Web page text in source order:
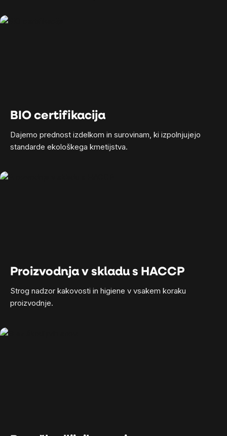
BIO certifikacija
Dajemo prednost izdelkom in surovinam, ki izpolnjujejo
standarde ekološkega kmetijstva.
Proizvodnja v skladu s HACCP
Strog nadzor kakovosti in higiene v vsakem koraku
proizvodnje.